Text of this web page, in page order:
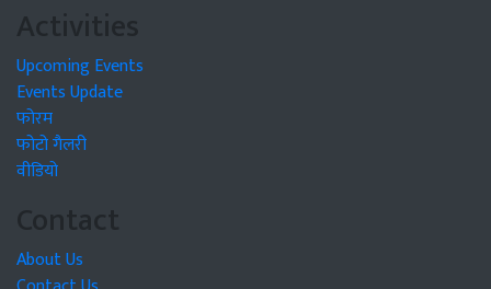
Activities
Upcoming Events
Events Update
फोरम
फोटो गैलरी
वीडियो
Contact
About Us